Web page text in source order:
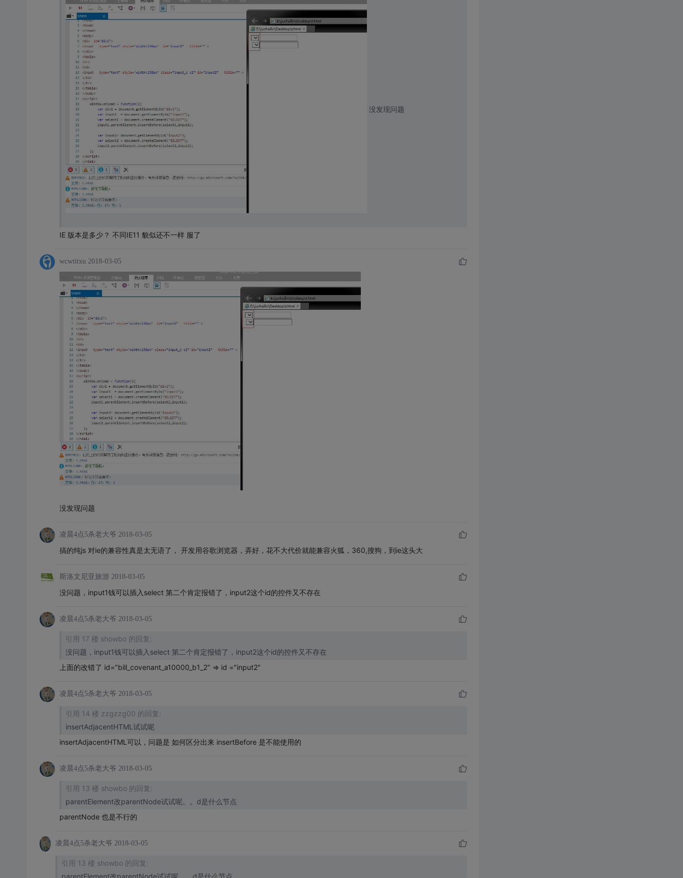
没发现问题
IE 版本是多少？ 不同IE11 貌似还不一样 服了
wcwtitxu 2018-03-05
没发现问题
凌晨4点5杀老大爷 2018-03-05
搞的纯js 对ie的兼容性真是太无语了， 开发用谷歌浏览器，弄好，花不大代价就能兼容火狐，360,搜狗，到ie这头大
斯洛文尼亚旅游 2018-03-05
没问题，input1钱可以插入select 第二个肯定报错了，input2这个id的控件又不存在
凌晨4点5杀老大爷 2018-03-05
引用 17 楼 showbo 的回复:
没问题，input1钱可以插入select 第二个肯定报错了，input2这个id的控件又不存在
上面的改错了 id="bill_covenant_a10000_b1_2" => id ="input2"
凌晨4点5杀老大爷 2018-03-05
引用 14 楼 zzgzzg00 的回复:
insertAdjacentHTML试试呢
insertAdjacentHTML可以，问题是 如何区分出来 insertBefore 是不能使用的
凌晨4点5杀老大爷 2018-03-05
引用 13 楼 showbo 的回复:
parentElement改parentNode试试呢。。d是什么节点
parentNode 也是不行的
凌晨4点5杀老大爷 2018-03-05
引用 13 楼 showbo 的回复:
parentElement改parentNode试试呢。。d是什么节点